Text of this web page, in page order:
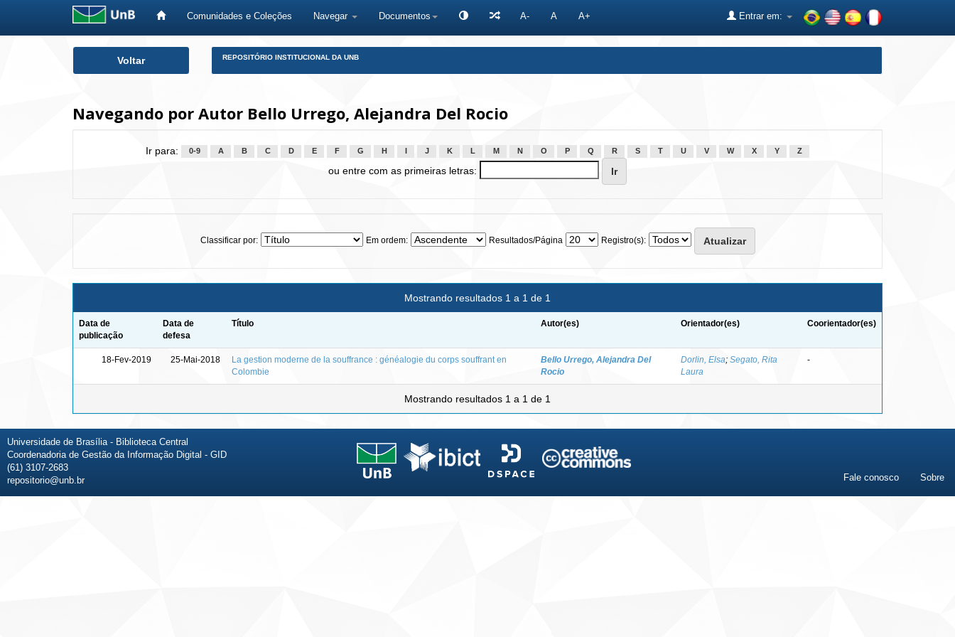
Comunidades e Coleções Navegar Documentos A- A A+ Entrar em:
Voltar REPOSITÓRIO INSTITUCIONAL DA UNB
Navegando por Autor Bello Urrego, Alejandra Del Rocio
Ir para: 0-9 A B C D E F G H J K L M N O P Q R S T U V W X Y Z
ou entre com as primeiras letras:
Classificar por: Em ordem: Resultados/Página Registro(s):
Mostrando resultados 1 a 1 de 1
Data de
publicação
Data de
defesa
Título Autor(es) Orientador(es) Coorientador(es)
18-Fev-2019 25-Mai-2018
La gestion moderne de la souffrance : généalogie du corps souffrant en
Colombie
Bello Urrego, Alejandra Del
Rocio
Dorlin, Elsa; Segato, Rita
Laura
-
Mostrando resultados 1 a 1 de 1
Universidade de Brasília - Biblioteca Central
Coordenadoria de Gestão da Informação Digital - GID
(61) 3107-2683
repositorio@unb.br
Fale conosco Sobre